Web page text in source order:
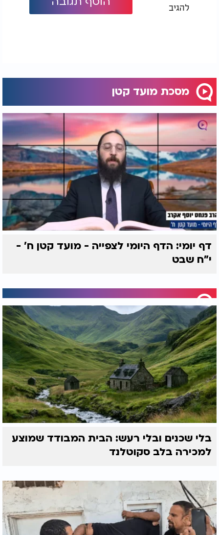
להגיב
מסכת מועד קטן
דף יומי: הדף היומי לצפייה - מועד קטן ח' -
י"ח שבט
בלי שכנים ובלי רעש: הבית המבודד שמוצע
למכירה בלב סקוטלנד